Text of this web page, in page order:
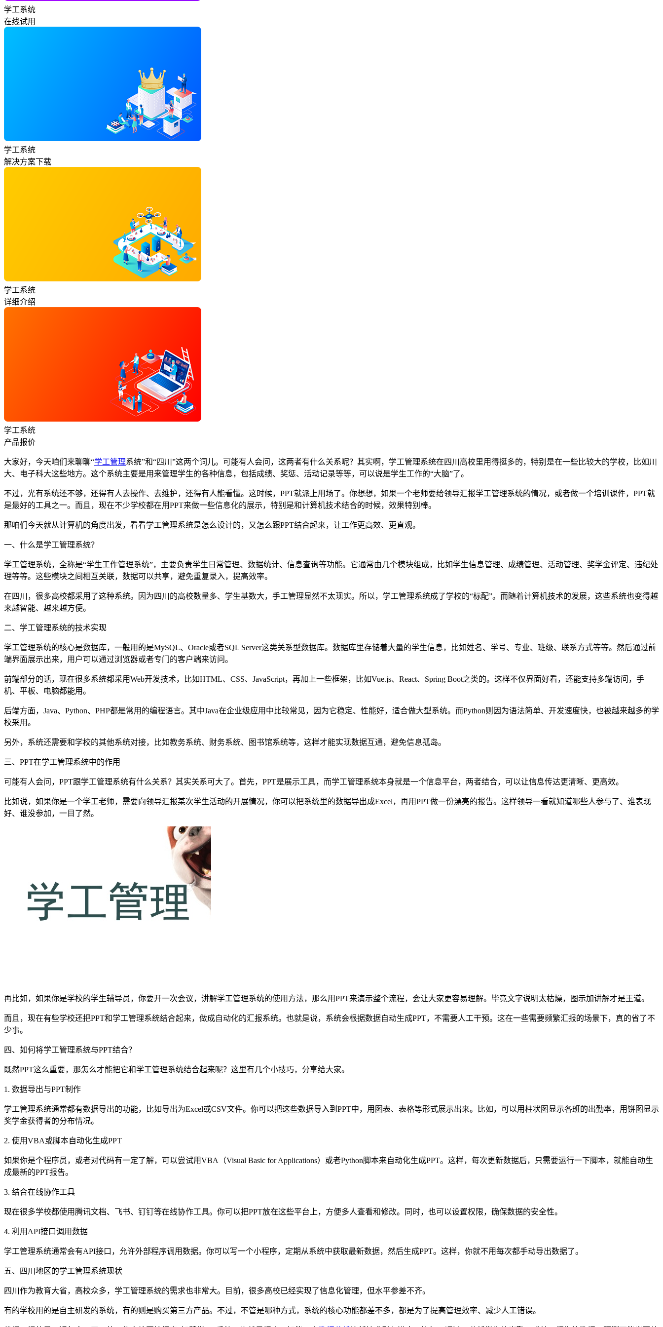
学工系统
在线试用
学工系统
解决方案下载
学工系统
详细介绍
学工系统
产品报价
大家好，今天咱们来聊聊“学工管理系统”和“四川”这两个词儿。可能有人会问，这两者有什么关系呢？其实啊，学工管理系统在四川高校里用得挺多的，特别是在一些比较大的学校，比如川
大、电子科大这些地方。这个系统主要是用来管理学生的各种信息，包括成绩、奖惩、活动记录等等，可以说是学生工作的“大脑”了。
不过，光有系统还不够，还得有人去操作、去维护，还得有人能看懂。这时候，PPT就派上用场了。你想想，如果一个老师要给领导汇报学工管理系统的情况，或者做一个培训课件，PPT就
是最好的工具之一。而且，现在不少学校都在用PPT来做一些信息化的展示，特别是和计算机技术结合的时候，效果特别棒。
那咱们今天就从计算机的角度出发，看看学工管理系统是怎么设计的，又怎么跟PPT结合起来，让工作更高效、更直观。
一、什么是学工管理系统？
学工管理系统，全称是“学生工作管理系统”，主要负责学生日常管理、数据统计、信息查询等功能。它通常由几个模块组成，比如学生信息管理、成绩管理、活动管理、奖学金评定、违纪处
理等等。这些模块之间相互关联，数据可以共享，避免重复录入，提高效率。
在四川，很多高校都采用了这种系统。因为四川的高校数量多、学生基数大，手工管理显然不太现实。所以，学工管理系统成了学校的“标配”。而随着计算机技术的发展，这些系统也变得越
来越智能、越来越方便。
二、学工管理系统的技术实现
学工管理系统的核心是数据库，一般用的是MySQL、Oracle或者SQL Server这类关系型数据库。数据库里存储着大量的学生信息，比如姓名、学号、专业、班级、联系方式等等。然后通过前
端界面展示出来，用户可以通过浏览器或者专门的客户端来访问。
前端部分的话，现在很多系统都采用Web开发技术，比如HTML、CSS、JavaScript，再加上一些框架，比如Vue.js、React、Spring Boot之类的。这样不仅界面好看，还能支持多端访问，手
机、平板、电脑都能用。
后端方面，Java、Python、PHP都是常用的编程语言。其中Java在企业级应用中比较常见，因为它稳定、性能好，适合做大型系统。而Python则因为语法简单、开发速度快，也被越来越多的学
校采用。
另外，系统还需要和学校的其他系统对接，比如教务系统、财务系统、图书馆系统等，这样才能实现数据互通，避免信息孤岛。
三、PPT在学工管理系统中的作用
可能有人会问，PPT跟学工管理系统有什么关系？其实关系可大了。首先，PPT是展示工具，而学工管理系统本身就是一个信息平台，两者结合，可以让信息传达更清晰、更高效。
比如说，如果你是一个学工老师，需要向领导汇报某次学生活动的开展情况，你可以把系统里的数据导出成Excel，再用PPT做一份漂亮的报告。这样领导一看就知道哪些人参与了、谁表现
好、谁没参加，一目了然。
再比如，如果你是学校的学生辅导员，你要开一次会议，讲解学工管理系统的使用方法，那么用PPT来演示整个流程，会让大家更容易理解。毕竟文字说明太枯燥，图示加讲解才是王道。
而且，现在有些学校还把PPT和学工管理系统结合起来，做成自动化的汇报系统。也就是说，系统会根据数据自动生成PPT，不需要人工干预。这在一些需要频繁汇报的场景下，真的省了不
少事。
四、如何将学工管理系统与PPT结合？
既然PPT这么重要，那怎么才能把它和学工管理系统结合起来呢？这里有几个小技巧，分享给大家。
1. 数据导出与PPT制作
学工管理系统通常都有数据导出的功能，比如导出为Excel或CSV文件。你可以把这些数据导入到PPT中，用图表、表格等形式展示出来。比如，可以用柱状图显示各班的出勤率，用饼图显示
奖学金获得者的分布情况。
2. 使用VBA或脚本自动化生成PPT
如果你是个程序员，或者对代码有一定了解，可以尝试用VBA（Visual Basic for Applications）或者Python脚本来自动化生成PPT。这样，每次更新数据后，只需要运行一下脚本，就能自动生
成最新的PPT报告。
3. 结合在线协作工具
现在很多学校都使用腾讯文档、飞书、钉钉等在线协作工具。你可以把PPT放在这些平台上，方便多人查看和修改。同时，也可以设置权限，确保数据的安全性。
4. 利用API接口调用数据
学工管理系统通常会有API接口，允许外部程序调用数据。你可以写一个小程序，定期从系统中获取最新数据，然后生成PPT。这样，你就不用每次都手动导出数据了。
五、四川地区的学工管理系统现状
四川作为教育大省，高校众多，学工管理系统的需求也非常大。目前，很多高校已经实现了信息化管理，但水平参差不齐。
有的学校用的是自主研发的系统，有的则是购买第三方产品。不过，不管是哪种方式，系统的核心功能都差不多，都是为了提高管理效率、减少人工错误。